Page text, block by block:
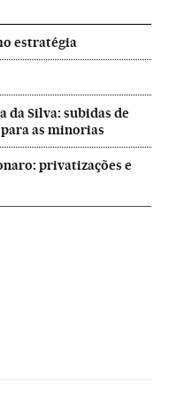
estratégia
da Silva: subidas de
as minorias
privatizações e